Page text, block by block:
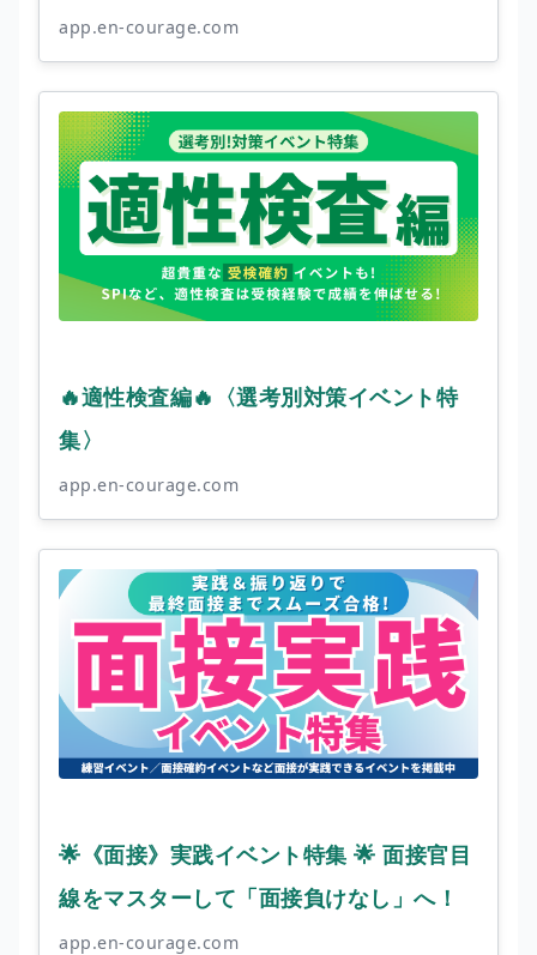
app.en-courage.com
🔥適性検査編🔥〈選考別対策イベント特
集〉
app.en-courage.com
🌟《面接》実践イベント特集 🌟 面接官目
線をマスターして「面接負けなし」へ！
app.en-courage.com